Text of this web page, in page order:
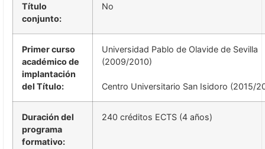
Título
conjunto:
No
Primer curso
académico de
implantación
del Título:
Universidad Pablo de Olavide de Sevilla
(2009/2010)
Centro Universitario San Isidoro (2015/
Duración del
programa
formativo:
240 créditos ECTS (4 años)